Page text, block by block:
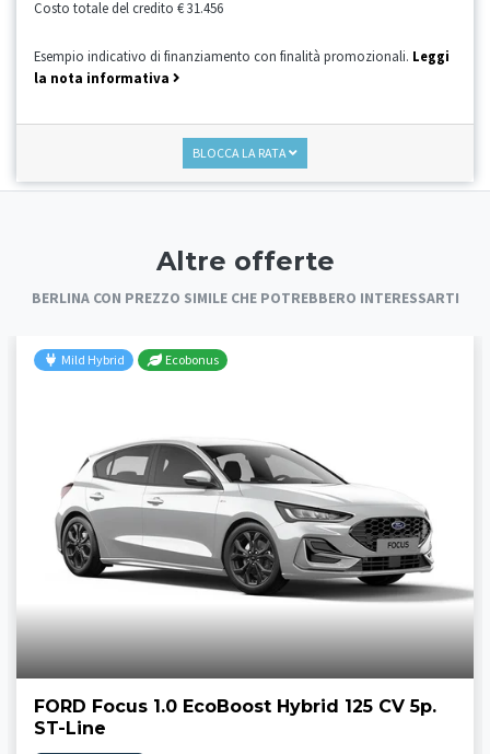
Costo totale del credito € 31.456
Esempio indicativo di finanziamento con finalità promozionali. Leggi
la nota informativa
BLOCCA LA RATA
Altre offerte
BERLINA CON PREZZO SIMILE CHE POTREBBERO INTERESSARTI
Mild Hybrid Ecobonus
FORD Focus 1.0 EcoBoost Hybrid 125 CV 5p.
ST-Line